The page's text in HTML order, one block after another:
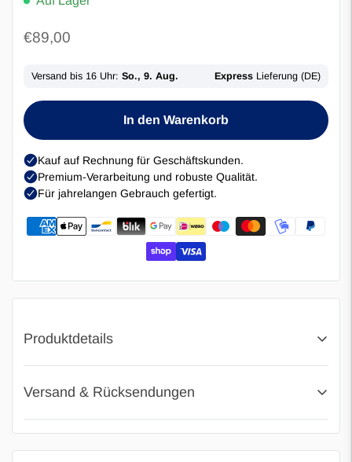
Regulärer
€89,00
In den Warenkorb
Produktdetails
Dieses originelle Golf- Schlingen-Spiel macht Spaß
und kann alleine als auch im Wettkampf gespielt
Versand & Rücksendungen
Wenn Sie heute bis 16:00 Uhr bestellen, wird Ihre